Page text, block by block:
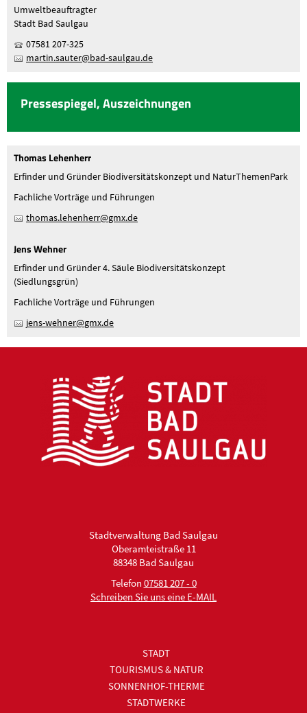
Umweltbeauftragter
Stadt Bad Saulgau
07581 207-325
m rt n s t r b d-s lg d
Pressespiegel, Auszeichnungen
Thomas Lehenherr
Erfinder und Gründer Biodiversitätskonzept und NaturThemenPark
Fachliche Vorträge und Führungen
th m s l h nh rr gmxd
Jens Wehner
Erfinder und Gründer 4. Säule Biodiversitätskonzept
(Siedlungsgrün)
Fachliche Vorträge und Führungen
j ns-w hn r gmxd
Stadtverwaltung Bad Saulgau
Oberamteistraße 11
88348 Bad Saulgau
Telefon 07581 207 - 0
Schreiben Sie uns eine E-MAIL
STADT
TOURISMUS & NATUR
SONNENHOF-THERME
STADTWERKE